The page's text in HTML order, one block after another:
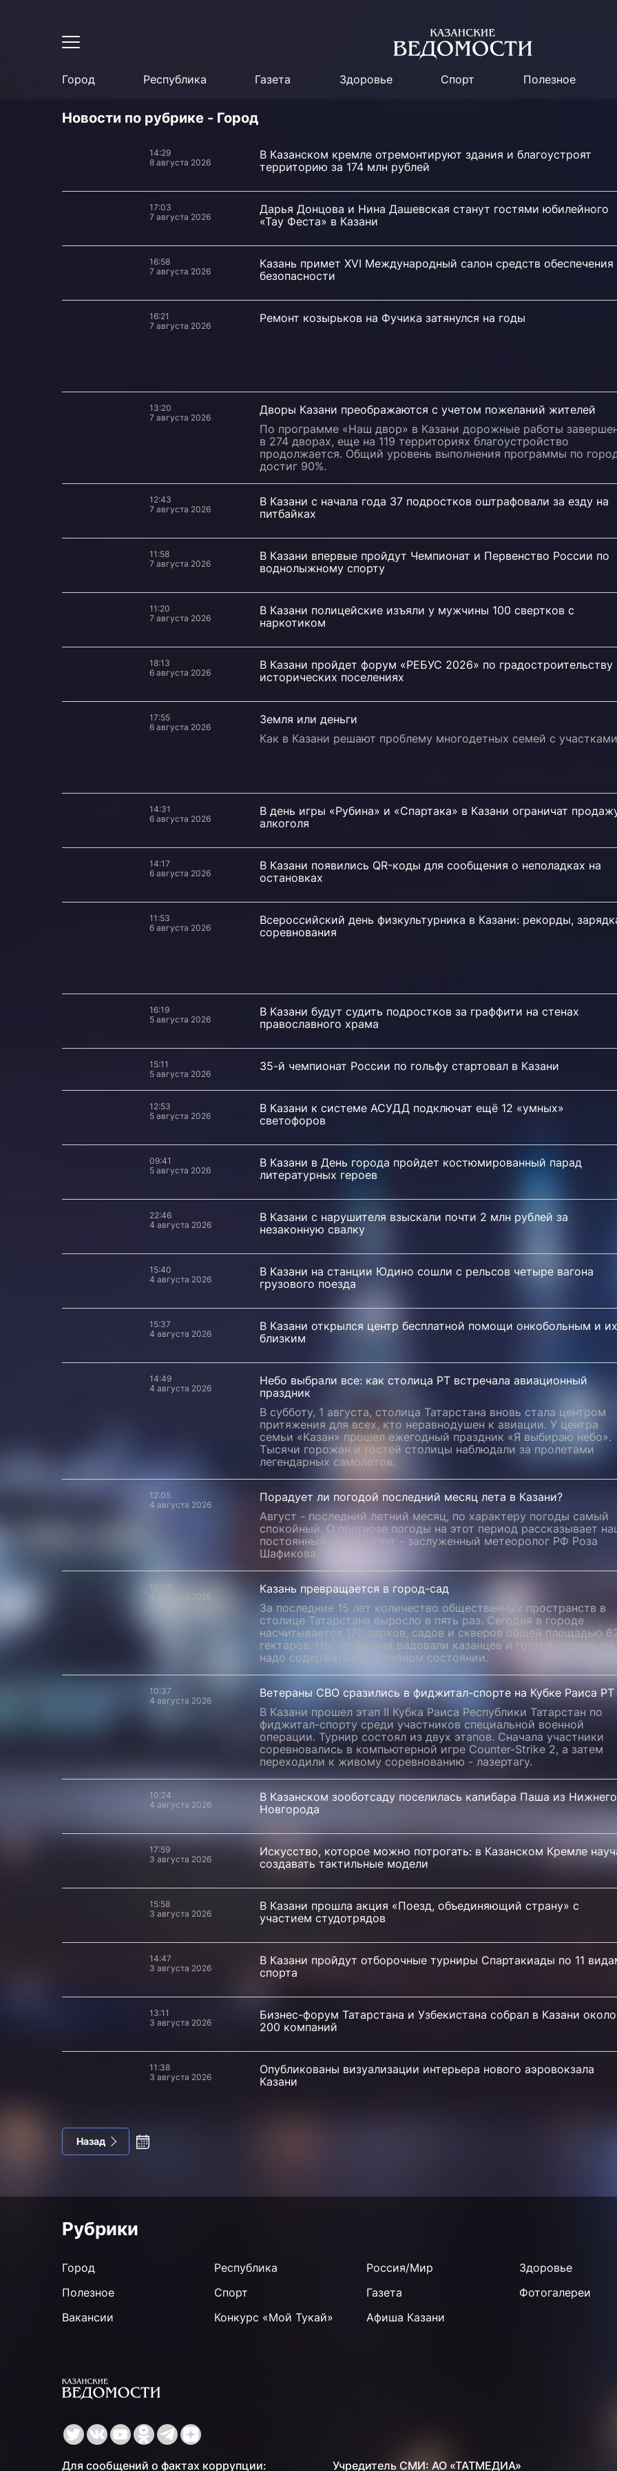
Город Республика Газета Здоровье Спорт Полезное
Новости по рубрике - Город
14:29
8 августа 2026
В Казанском кремле отремонтируют здания и благоустроят
территорию за 174 млн рублей
17:03
7 августа 2026
Дарья Донцова и Нина Дашевская станут гостями юбилейного
«Тау Феста» в Казани
16:58
7 августа 2026
Казань примет XVI Международный салон средств обеспечения
безопасности
16:21
7 августа 2026
Ремонт козырьков на Фучика затянулся на годы
13:20
7 августа 2026
Дворы Казани преображаются с учетом пожеланий жителей
По программе «Наш двор» в Казани дорожные работы
в 274 дворах, еще на 119 территориях благоустройство
продолжается. Общий уровень выполнения программы по
достиг 90%.
12:43
7 августа 2026
В Казани с начала года 37 подростков оштрафовали за езду на
питбайках
11:58
7 августа 2026
В Казани впервые пройдут Чемпионат и Первенство России по
воднолыжному спорту
11:20
7 августа 2026
В Казани полицейские изъяли у мужчины 100 свертков с
наркотиком
18:13
6 августа 2026
В Казани пройдет форум «РЕБУС 2026» по градостроительству
исторических поселениях
17:55
6 августа 2026
Земля или деньги
Как в Казани решают проблему многодетных семей с участками
14:31
6 августа 2026
В день игры «Рубина» и «Спартака» в Казани ограничат
алкоголя
14:17
6 августа 2026
В Казани появились QR-коды для сообщения о неполадках на
остановках
11:53
6 августа 2026
Всероссийский день физкультурника в Казани: рекорды,
соревнования
16:19
5 августа 2026
В Казани будут судить подростков за граффити на стенах
православного храма
15:11
5 августа 2026
35-й чемпионат России по гольфу стартовал в Казани
12:53
5 августа 2026
В Казани к системе АСУДД подключат ещё 12 «умных»
светофоров
09:41
5 августа 2026
В Казани в День города пройдет костюмированный парад
литературных героев
22:46
4 августа 2026
В Казани с нарушителя взыскали почти 2 млн рублей за
незаконную свалку
15:40
4 августа 2026
В Казани на станции Юдино сошли с рельсов четыре вагона
грузового поезда
15:37
4 августа 2026
В Казани открылся центр бесплатной помощи онкобольным и их
близким
14:49
4 августа 2026
Небо выбрали все: как столица РТ встречала авиационный
праздник
В субботу, 1 августа, столица Татарстана вновь стала центром
притяжения для всех, кто неравнодушен к авиации. У центра
семьи «Казан» прошел ежегодный праздник «Я выбираю небо».
Тысячи горожан и гостей столицы наблюдали за пролетами
легендарных самолетов.
12:05
4 августа 2026
Порадует ли погодой последний месяц лета в Казани?
Август - последний летний месяц, по характеру погоды самый
спокойный. О прогнозе погоды на этот период рассказывает
постоянный консультант - заслуженный метеоролог РФ Роза
Шафикова.
10:58
4 августа 2026
Казань превращается в город-сад
За последние 15 лет количество общественных пространств в
столице Татарстана выросло в пять раз. Сегодня в городе
насчитывается 170 парков, садов и скверов общей площадью
гектаров. Но, чтобы они радовали казанцев и гостей города, их
надо содержать в достойном состоянии.
10:37
4 августа 2026
Ветераны СВО сразились в фиджитал-спорте на Кубке Раиса РТ
В Казани прошел этап II Кубка Раиса Республики Татарстан по
фиджитал-спорту среди участников специальной военной
операции. Турнир состоял из двух этапов. Сначала участники
соревновались в компьютерной игре Counter-Strike 2, а затем
переходили к живому соревнованию - лазертагу.
10:24
4 августа 2026
В Казанском зооботсаду поселилась капибара Паша из Нижнего
Новгорода
17:59
3 августа 2026
Искусство, которое можно потрогать: в Казанском Кремле
создавать тактильные модели
15:58
3 августа 2026
В Казани прошла акция «Поезд, объединяющий страну» с
участием студотрядов
14:47
3 августа 2026
В Казани пройдут отборочные турниры Спартакиады по 11
спорта
13:11
3 августа 2026
Бизнес-форум Татарстана и Узбекистана собрал в Казани около
200 компаний
11:38
3 августа 2026
Опубликованы визуализации интерьера нового аэровокзала
Казани
Назад
Рубрики
Город Республика Россия/Мир
Здоровье
Полезное
Спорт Газета
Фотогалереи
Вакансии
Конкурс «Мой Тукай» Афиша Казани
Для сообщений о фактах коррупции: Учредитель СМИ: АО «ТАТМЕДИА»